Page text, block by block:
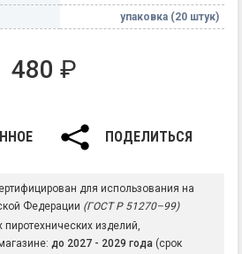
упаковка (20 штук)
480 ₽
ПОДЕЛИТЬСЯ
для использования на
Федерации (ГОСТ Р 51270–99)
пиротехнических изделий,
до 2027 - 2029 года (срок